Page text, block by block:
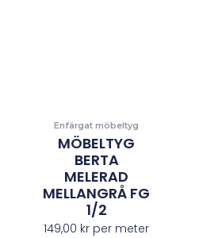
Enfärgat möbeltyg
MÖBELTYG
BERTA
MELERAD
MELLANGRÅ FG
1/2
149,00 kr per meter